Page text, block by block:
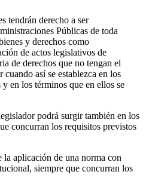
tendrán derecho a ser
Públicas de toda
y derechos como
de actos legislativos de
de derechos que no tengan el
así se establezca en los
en los términos que en ellos se
podrá surgir también en los
concurran los requisitos previstos
la aplicación de una norma con
siempre que concurran los